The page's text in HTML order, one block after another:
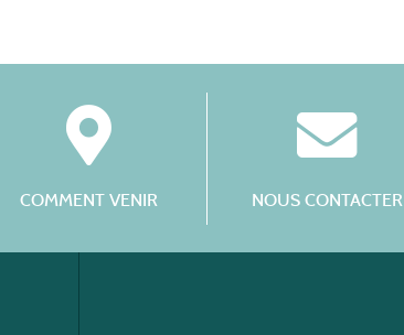
COMMENT VENIR NOUS CONTACTER